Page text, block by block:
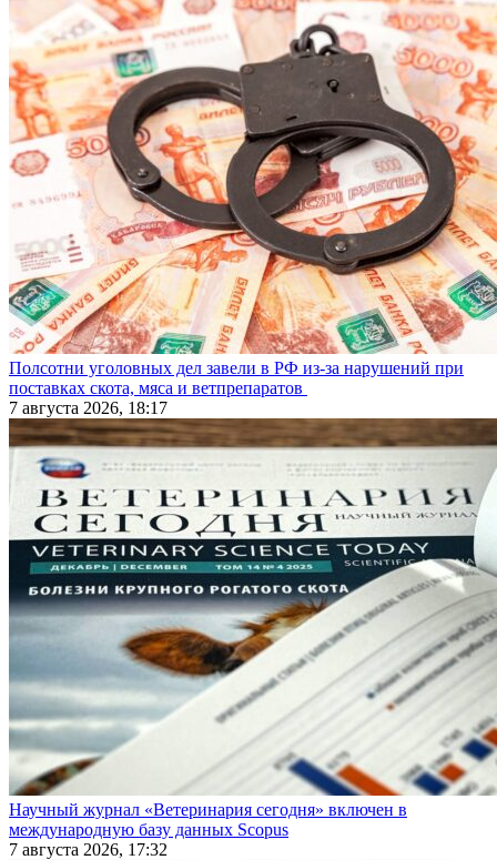
Полсотни уголовных дел завели в РФ из-за нарушений при
поставках скота, мяса и ветпрепаратов
7 августа 2026, 18:17
Научный журнал «Ветеринария сегодня» включен в
международную базу данных Scopus
7 августа 2026, 17:32